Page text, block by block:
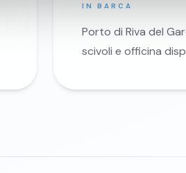
IN BARCA
Porto di Riva del
scivoli e officina